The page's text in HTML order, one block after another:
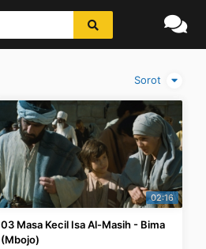
Sorot
02:16
03 Masa Kecil Isa Al-Masih - Bima
(Mbojo)